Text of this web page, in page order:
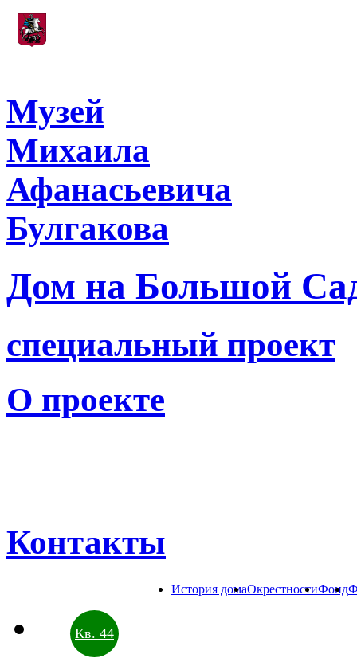
Музей
Михаила
Афанасьевича
Булгакова
Дом на Большой
специальный проект
О проекте
Контакты
История домаОкрестностиФонд
Кв. 44